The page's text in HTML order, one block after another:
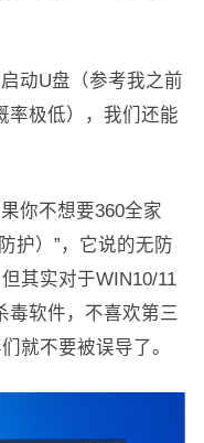
动U盘（参考我之前
率极低），我们还能
你不想要360全家
护）”，它说的无防
其实对于WIN10/11
毒软件，不喜欢第三
就不要被误导了。